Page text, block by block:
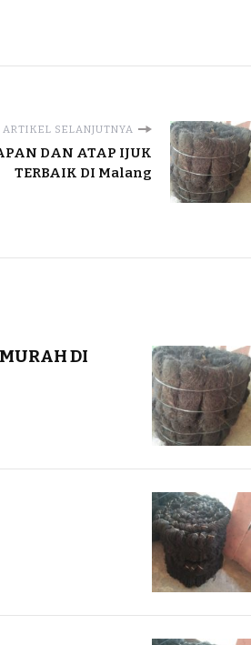
ARTIKEL SELANJUTNYA
DAN ATAP IJUK
TERBAIK DI Malang
DI